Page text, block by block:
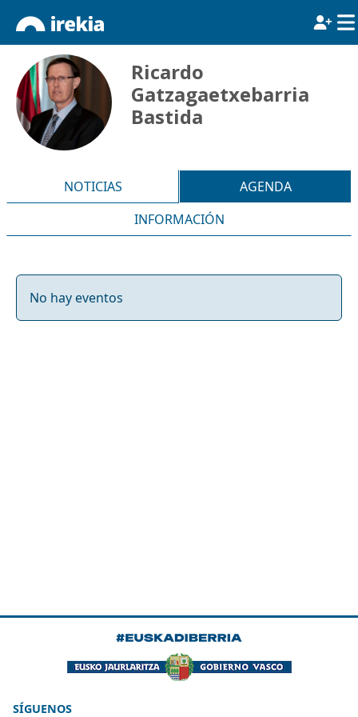
Ricardo
Gatzagaetxebarria
Bastida
NOTICIAS
AGENDA
INFORMACIÓN
No hay eventos
SÍGUENOS